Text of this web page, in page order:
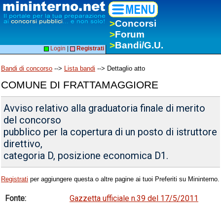
>Concorsi
>Forum
>Bandi/G.U.
Login Registrati
Bandi di concorso --> Lista bandi --> Dettaglio atto
COMUNE DI FRATTAMAGGIORE
Avviso relativo alla graduatoria finale di merito
del concorso
pubblico per la copertura di un posto di istruttore
direttivo,
categoria D, posizione economica D1.
Registrati per aggiungere questa o altre pagine ai tuoi Preferiti su Mininterno.
Fonte:
Gazzetta ufficiale n.39 del 17/5/2011